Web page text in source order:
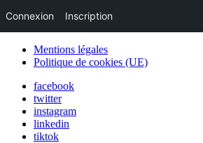
Mentions légales
Politique de cookies (UE)
facebook
twitter
instagram
linkedin
tiktok
Connexion Inscription